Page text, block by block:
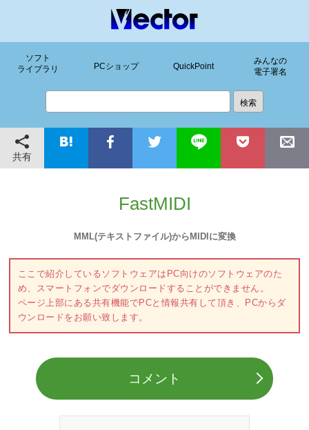
ソフト
ライブラリ
PCショップ QuickPoint
みんなの
電子署名
共有
FastMIDI
MML(テキストファイル)からMIDIに変換
ここで紹介しているソフトウェアはPC向けのソフトウェアのた
め、スマートフォンでダウンロードすることができません。
ページ上部にある共有機能でPCと情報共有して頂き、PCからダ
ウンロードをお願い致します。
コメント